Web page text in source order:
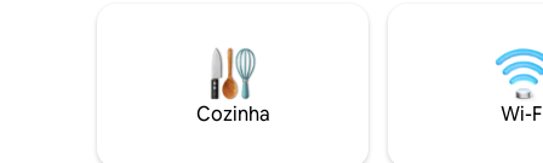
campo tem as seguintes áreas - 1 cama, 1
banheiro, 1 pia e 1 vaso sanitário. Água
quente está disponível através do gás
Cozinha Wi-